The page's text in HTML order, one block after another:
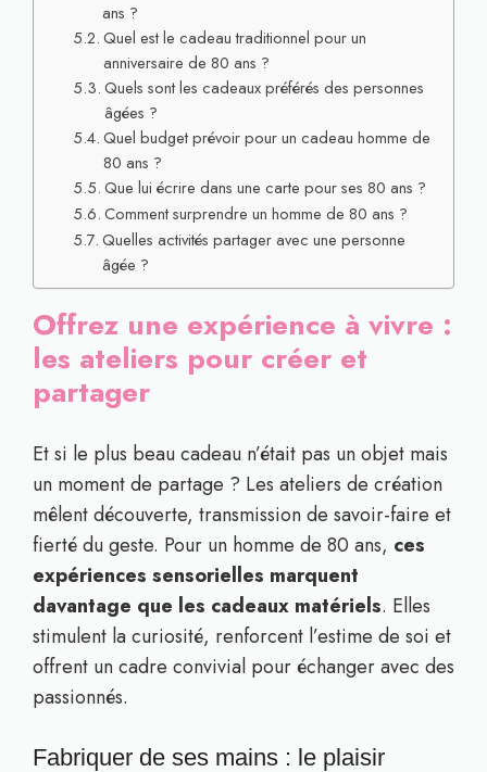
ans ?
Quel est le cadeau traditionnel pour un
anniversaire de 80 ans ?
Quels sont les cadeaux préférés des personnes
âgées ?
Quel budget prévoir pour un cadeau homme de
80 ans ?
Que lui écrire dans une carte pour ses 80 ans ?
Comment surprendre un homme de 80 ans ?
Quelles activités partager avec une personne
âgée ?
Offrez une expérience à vivre :
les ateliers pour créer et
partager
Et si le plus beau cadeau n’était pas un objet mais
un moment de partage ? Les ateliers de création
mêlent découverte, transmission de savoir-faire et
fierté du geste. Pour un homme de 80 ans, ces
expériences sensorielles marquent
davantage que les cadeaux matériels. Elles
stimulent la curiosité, renforcent l’estime de soi et
offrent un cadre convivial pour échanger avec des
passionnés.
Fabriquer de ses mains : le plaisir